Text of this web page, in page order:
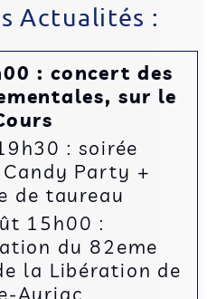
Actualités :
: concert des
sur le
: soirée
Party +
de taureau
15h00 :
du 82eme
la Libération de
Auriac